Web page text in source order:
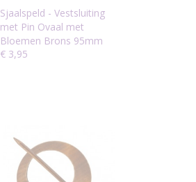
Sjaalspeld - Vestsluiting
met Pin Ovaal met
Bloemen Brons 95mm
€ 3,95